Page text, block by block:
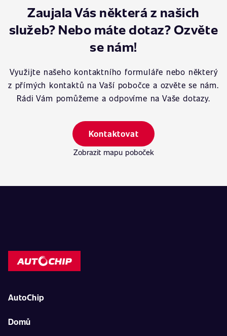
Zaujala Vás některá z našich
služeb? Nebo máte dotaz? Ozvěte
se nám!
Využijte našeho kontaktního formuláře nebo některý
z přímých kontaktů na Vaší pobočce a ozvěte se nám.
Rádi Vám pomůžeme a odpovíme na Vaše dotazy.
Kontaktovat
Zobrazit mapu poboček
AutoChip
Domů